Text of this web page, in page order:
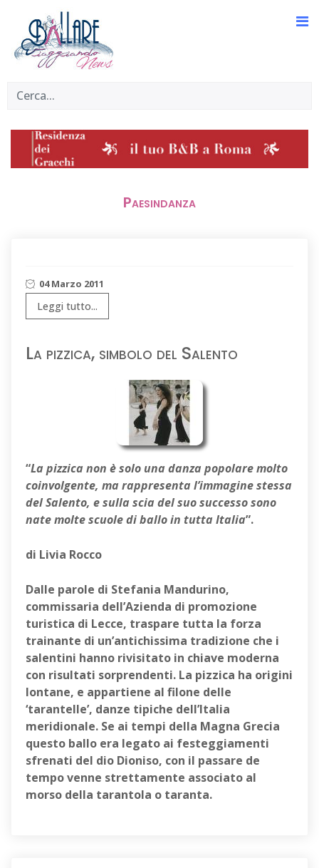
Paesindanza
La pizzica, simbolo del Salento
“La pizzica non è solo una danza popolare molto
coinvolgente, ma rappresenta l’immagine stessa
del Salento, e sulla scia del suo successo sono
nate molte scuole di ballo in tutta Italia”.
di Livia Rocco
Dalle parole di Stefania Mandurino,
commissaria dell’Azienda di promozione
turistica di Lecce, traspare tutta la forza
trainante di un’antichissima tradizione che i
salentini hanno rivisitato in chiave moderna
con risultati sorprendenti. La pizzica ha origini
lontane, e appartiene al filone delle
‘tarantelle’, danze tipiche dell’Italia
meridionale. Se ai tempi della Magna Grecia
questo ballo era legato ai festeggiamenti
sfrenati del dio Dioniso, con il passare de
tempo venne strettamente associato al
morso della tarantola o taranta.
04 Marzo 2011
Leggi tutto...